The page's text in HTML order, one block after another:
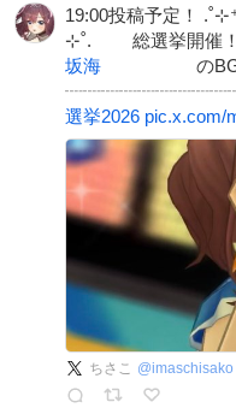
19:00投稿予定
⊹˚. 総選挙開催
坂海 のBGM
選挙2026 pic.x.com/
ちさこ @imaschisako